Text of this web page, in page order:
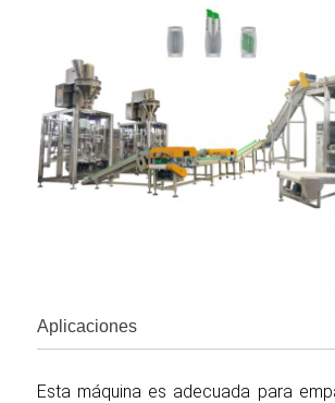
Aplicaciones
Esta máquina es adecuada para